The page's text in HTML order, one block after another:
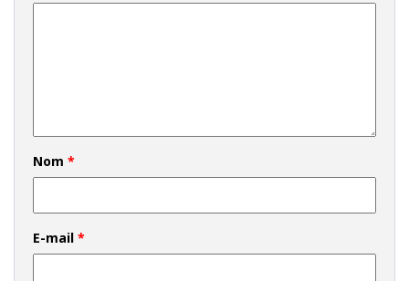
Nom *
E-mail *